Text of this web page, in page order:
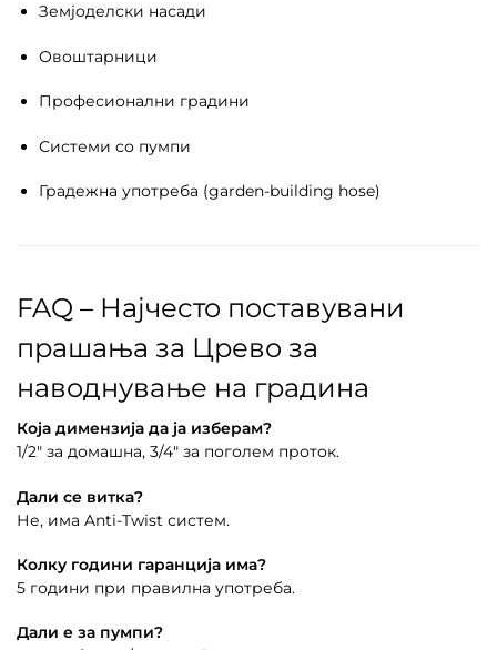
Земјоделски насади
Овоштарници
Професионални градини
Системи со пумпи
Градежна употреба (garden-building hose)
FAQ – Најчесто поставувани
прашања за Црево за
наводнување на градина
Која димензија да ја изберам?
1/2″ за домашна, 3/4″ за поголем проток.
Дали се витка?
Не, има Anti-Twist систем.
Колку години гаранција има?
5 години при правилна употреба.
Дали е за пумпи?